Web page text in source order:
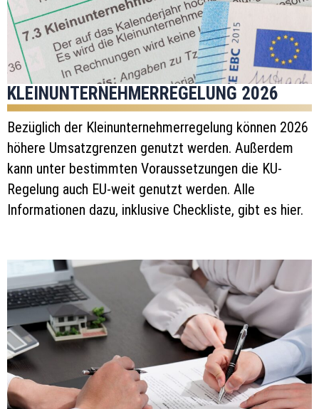
KLEINUNTERNEHMERREGELUNG 2026
Bezüglich der Kleinunternehmerregelung können 2026
höhere Umsatzgrenzen genutzt werden. Außerdem
kann unter bestimmten Voraussetzungen die KU-
Regelung auch EU-weit genutzt werden. Alle
Informationen dazu, inklusive Checkliste, gibt es hier.